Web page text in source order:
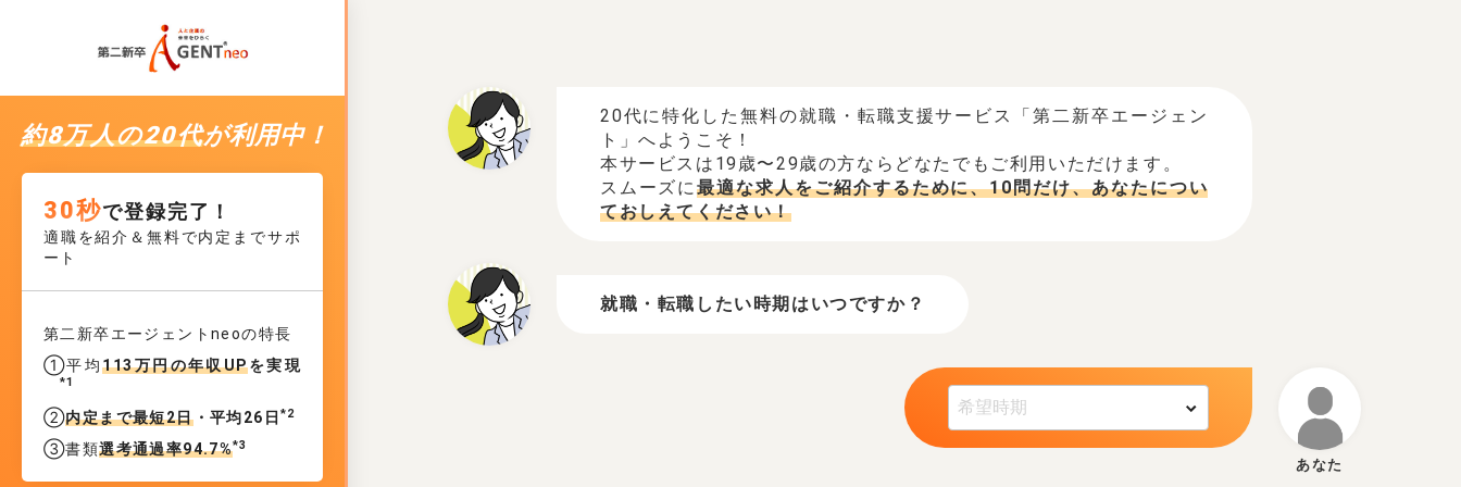
約8万人の20代が利用中！
30秒で登録完了！
適職を紹介＆無料で内定までサポ
ート
第二新卒エージェントneoの特長
①平均113万円の年収UPを実現
*1
②内定まで最短2日・平均26日*2
③書類選考通過率94.7%*3
20代に特化した無料の就職・転職支援サービス「第二新卒エージェン
ト」へようこそ！
本サービスは19歳〜29歳の方ならどなたでもご利用いただけます。
スムーズに最適な求人をご紹介するために、10問だけ、あなたについ
ておしえてください！
就職・転職したい時期はいつですか？